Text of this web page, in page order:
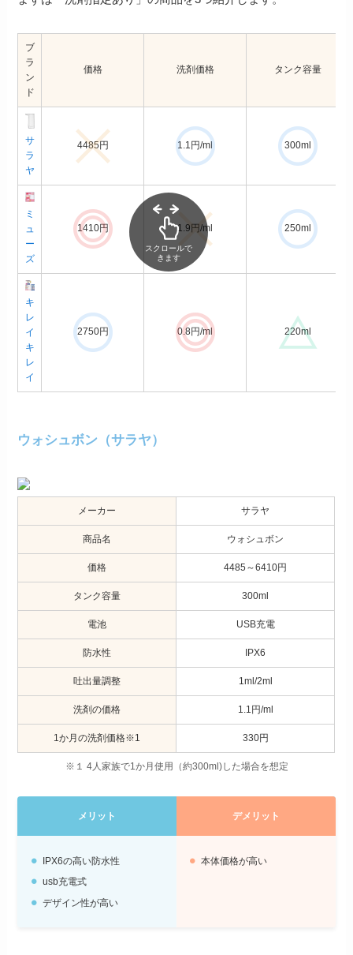
ブ
ラ
ン
ド
価格 洗剤価格 タンク容量
サ
ラ
ヤ
4485円 1.1円/ml 300ml
ミ
ュ
ー
ズ
1410円 1.9円/ml 250ml
キ
レ
イ
キ
レ
イ
2750円 0.8円/ml 220ml
スクロールで
きます
ウォシュボン（サラヤ）
メーカー サラヤ
商品名 ウォシュボン
価格 4485～6410円
タンク容量 300ml
電池 USB充電
防水性 IPX6
吐出量調整 1ml/2ml
洗剤の価格 1.1円/ml
1か月の洗剤価格※1 330円
※１ 4人家族で1か月使用（約300ml)した場合を想定
メリット デメリット
IPX6の高い防水性
usb充電式
デザイン性が高い
本体価格が高い